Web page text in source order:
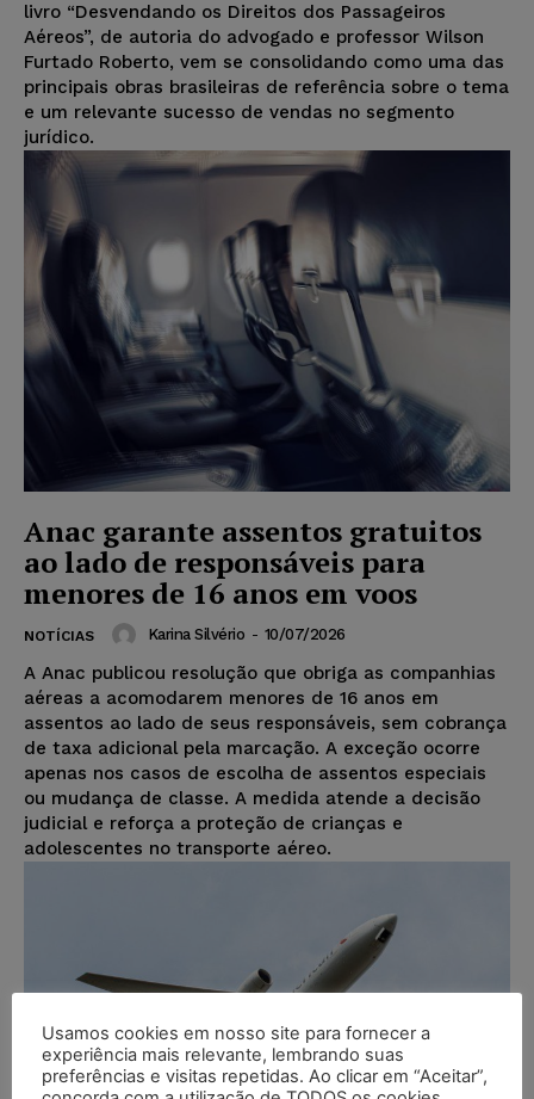
livro “Desvendando os Direitos dos Passageiros
Aéreos”, de autoria do advogado e professor Wilson
Furtado Roberto, vem se consolidando como uma das
principais obras brasileiras de referência sobre o tema
e um relevante sucesso de vendas no segmento
jurídico.
Anac garante assentos gratuitos
ao lado de responsáveis para
menores de 16 anos em voos
NOTÍCIAS Karina Silvério - 10/07/2026
A Anac publicou resolução que obriga as companhias
aéreas a acomodarem menores de 16 anos em
assentos ao lado de seus responsáveis, sem cobrança
de taxa adicional pela marcação. A exceção ocorre
apenas nos casos de escolha de assentos especiais
ou mudança de classe. A medida atende a decisão
judicial e reforça a proteção de crianças e
adolescentes no transporte aéreo.
Usamos cookies em nosso site para fornecer a
experiência mais relevante, lembrando suas
preferências e visitas repetidas. Ao clicar em “Aceitar”,